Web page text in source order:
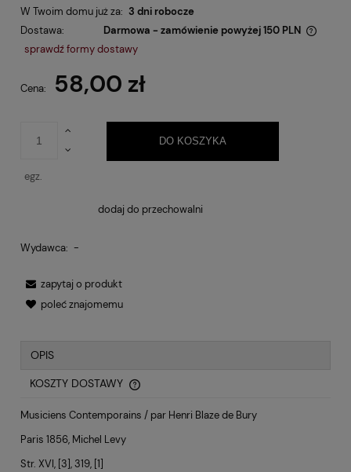
W Twoim domu już za: 3 dni robocze
Dostawa:
Darmowa - zamówienie powyżej 150 PLN
Cena nie zawiera ewentualnych kosztów płatności
sprawdź formy dostawy
Cena: 58,00 zł
egz.
DO KOSZYKA
dodaj do przechowalni
Wydawca: -
zapytaj o produkt
poleć znajomemu
OPIS
KOSZTY DOSTAWY
CENA NIE ZAWIERA EWENTUALNYCH KOSZTÓW PŁATNOŚCI
Musiciens Contemporains / par Henri Blaze de Bury
Paris 1856, Michel Levy
Str. XVI, [3], 319, [1]